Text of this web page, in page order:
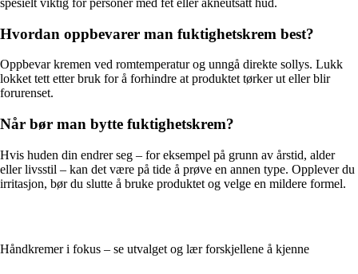
Hvordan oppbevarer man fuktighetskrem best?
Oppbevar kremen ved romtemperatur og unngå direkte sollys. Lukk
lokket tett etter bruk for å forhindre at produktet tørker ut eller blir
forurenset.
Når bør man bytte fuktighetskrem?
Hvis huden din endrer seg – for eksempel på grunn av årstid, alder
eller livsstil – kan det være på tide å prøve en annen type. Opplever du
irritasjon, bør du slutte å bruke produktet og velge en mildere formel.
Håndkremer i fokus – se utvalget og lær forskjellene å kjenne